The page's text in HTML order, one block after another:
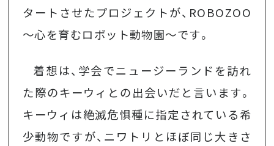
タートさせたプロジェクトが、ROBOZOO
～心を育むロボット動物園～です。
着想は、学会でニュージーランドを訪れ
た際のキーウィとの出会いだと言います。
キーウィは絶滅危惧種に指定されている希
少動物ですが、ニワトリとほぼ同じ大きさ